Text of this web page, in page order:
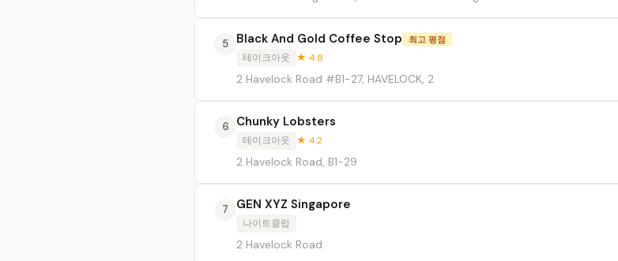
5 Black And Gold Coffee Stop 최고 평점
테이크아웃 ★ 4.8
2 Havelock Road #B1-27, HAVELOCK, 2
6 Chunky Lobsters
테이크아웃 ★ 4.2
2 Havelock Road, B1-29
7 GEN XYZ Singapore
나이트클럽
2 Havelock Road